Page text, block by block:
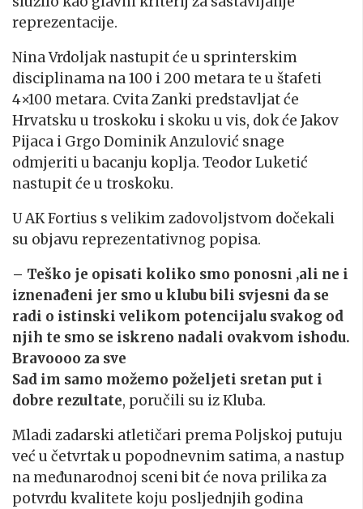
reprezentacije.
Nina Vrdoljak nastupit će u sprinterskim
disciplinama na 100 i 200 metara te u štafeti
4×100 metara. Cvita Zanki predstavljat će
Hrvatsku u troskoku i skoku u vis, dok će Jakov
Pijaca i Grgo Dominik Anzulović snage
odmjeriti u bacanju koplja. Teodor Luketić
nastupit će u troskoku.
U AK Fortius s velikim zadovoljstvom dočekali
su objavu reprezentativnog popisa.
– Teško je opisati koliko smo ponosni ,ali ne i
iznenađeni jer smo u klubu bili svjesni da se
radi o istinski velikom potencijalu svakog od
njih te smo se iskreno nadali ovakvom ishodu.
Bravoooo za sve
Sad im samo možemo poželjeti sretan put i
dobre rezultate, poručili su iz Kluba.
Mladi zadarski atletičari prema Poljskoj putuju
već u četvrtak u popodnevnim satima, a nastup
na međunarodnoj sceni bit će nova prilika za
potvrdu kvalitete koju posljednjih godina